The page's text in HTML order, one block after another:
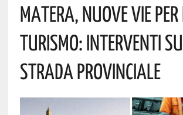
Matera, Nuove Vie
Turismo: Interventi
Strada Provinciale